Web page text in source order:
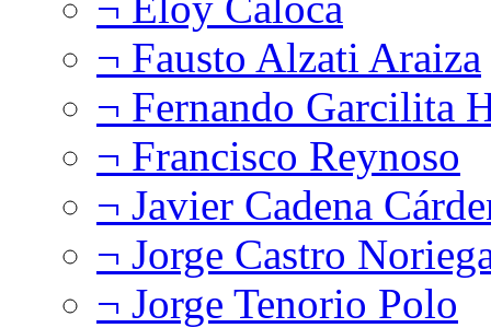
¬ Fausto Alzati Araiza
¬ Fernando Garcilita
¬ Francisco Reynoso
¬ Javier Cadena
¬ Jorge Castro
¬ Jorge Tenorio Polo